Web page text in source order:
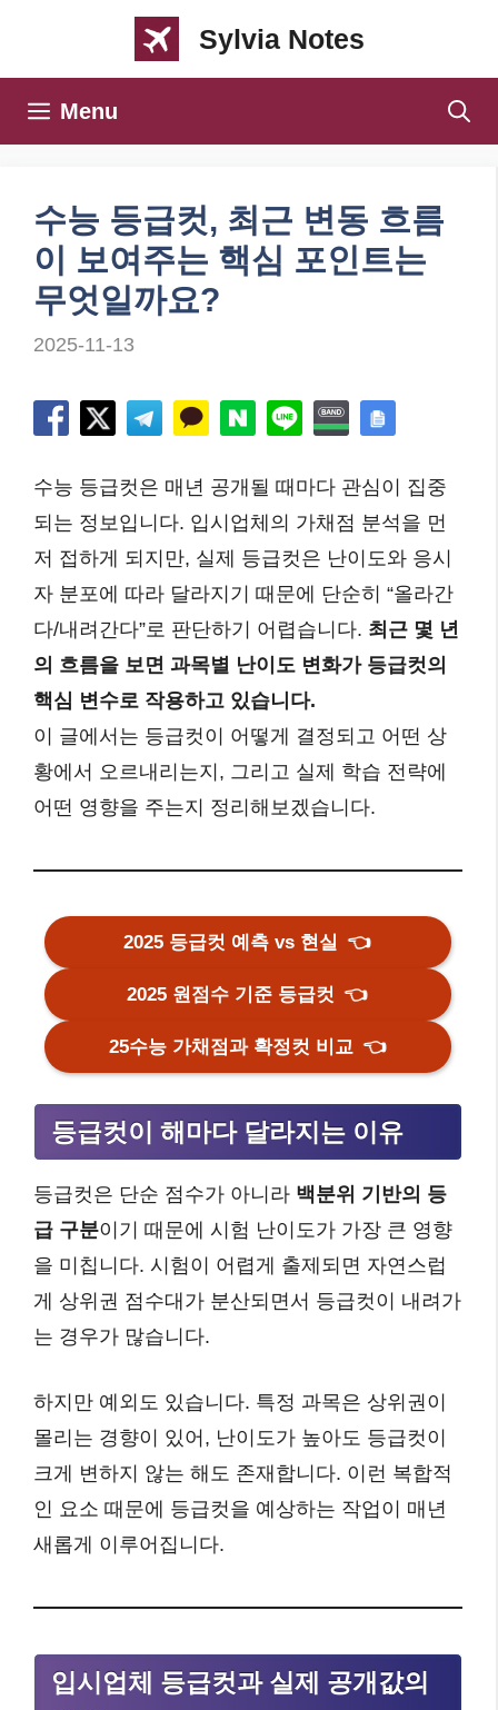
Sylvia Notes
Menu
수능 등급컷, 최근 변동 흐름
이 보여주는 핵심 포인트는
무엇일까요?
2025-11-13
수능 등급컷은 매년 공개될 때마다 관심이 집중
되는 정보입니다. 입시업체의 가채점 분석을 먼
저 접하게 되지만, 실제 등급컷은 난이도와 응시
자 분포에 따라 달라지기 때문에 단순히 “올라간
다/내려간다”로 판단하기 어렵습니다. 최근 몇 년
의 흐름을 보면 과목별 난이도 변화가 등급컷의
핵심 변수로 작용하고 있습니다.
이 글에서는 등급컷이 어떻게 결정되고 어떤 상
황에서 오르내리는지, 그리고 실제 학습 전략에
어떤 영향을 주는지 정리해보겠습니다.
2025 등급컷 예측 vs 현실👈
2025 원점수 기준 등급컷👈
25수능 가채점과 확정컷 비교👈
등급컷이 해마다 달라지는 이유
등급컷은 단순 점수가 아니라 백분위 기반의 등
급 구분이기 때문에 시험 난이도가 가장 큰 영향
을 미칩니다. 시험이 어렵게 출제되면 자연스럽
게 상위권 점수대가 분산되면서 등급컷이 내려가
는 경우가 많습니다.
하지만 예외도 있습니다. 특정 과목은 상위권이
몰리는 경향이 있어, 난이도가 높아도 등급컷이
크게 변하지 않는 해도 존재합니다. 이런 복합적
인 요소 때문에 등급컷을 예상하는 작업이 매년
새롭게 이루어집니다.
입시업체 등급컷과 실제 공개값의